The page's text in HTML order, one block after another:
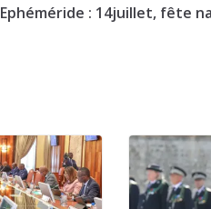
Ephéméride : 14juillet, fête